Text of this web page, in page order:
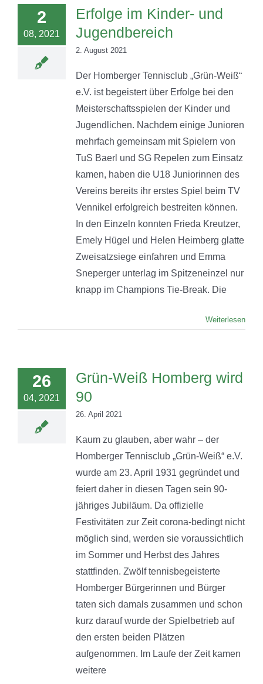
2
08, 2021
Erfolge im Kinder- und
Jugendbereich
2. August 2021
Der Homberger Tennisclub „Grün-Weiß“
e.V. ist begeistert über Erfolge bei den
Meisterschaftsspielen der Kinder und
Jugendlichen. Nachdem einige Junioren
mehrfach gemeinsam mit Spielern von
TuS Baerl und SG Repelen zum Einsatz
kamen, haben die U18 Juniorinnen des
Vereins bereits ihr erstes Spiel beim TV
Vennikel erfolgreich bestreiten können.
In den Einzeln konnten Frieda Kreutzer,
Emely Hügel und Helen Heimberg glatte
Zweisatzsiege einfahren und Emma
Sneperger unterlag im Spitzeneinzel nur
knapp im Champions Tie-Break. Die
Weiterlesen
26
04, 2021
Grün-Weiß Homberg wird
90
26. April 2021
Kaum zu glauben, aber wahr – der
Homberger Tennisclub „Grün-Weiß“ e.V.
wurde am 23. April 1931 gegründet und
feiert daher in diesen Tagen sein 90-
jähriges Jubiläum. Da offizielle
Festivitäten zur Zeit corona-bedingt nicht
möglich sind, werden sie voraussichtlich
im Sommer und Herbst des Jahres
stattfinden. Zwölf tennisbegeisterte
Homberger Bürgerinnen und Bürger
taten sich damals zusammen und schon
kurz darauf wurde der Spielbetrieb auf
den ersten beiden Plätzen
aufgenommen. Im Laufe der Zeit kamen
weitere